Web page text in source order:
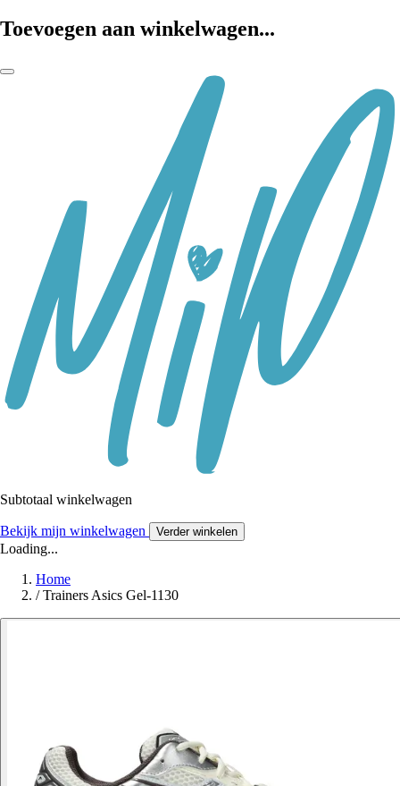
Toevoegen aan winkelwagen...
Subtotaal winkelwagen
Bekijk mijn winkelwagen Verder winkelen
Loading...
Home
/ Trainers Asics Gel-1130